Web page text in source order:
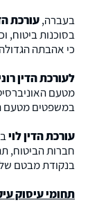
בעברה,עורכת
בסוכנות ביטוח,
כי אהבתה
לעורכת הדין
מטעם
במשפטים מטעם
עורכת הדין לוי
חברות הביטוח,
בנקודת מבטם
תחומי עיסוק